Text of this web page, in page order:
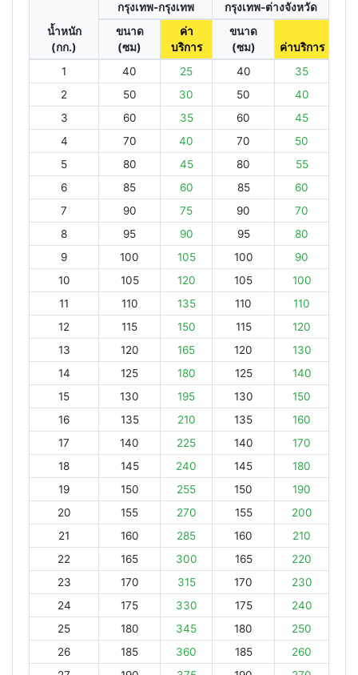
น้ำหนัก
(กก.)
กรุงเทพ-กรุงเทพ
กรุงเทพ-ต่างจังหวัด
ขนาด
(ซม)
ค่า
บริการ
ขนาด
(ซม)
ค่าบริการ
1
40 25 40
35
2
50 30 50
40
3
60 35 60
45
4
70 40 70
50
5
80 45 80
55
6
85 60 85
60
7
90 75 90
70
8
95 90 95
80
9
100 105 100
90
10
105 120 105
100
11
110 135 110
110
12
115 150 115
120
13
120 165 120
130
14
125 180 125
140
15
130 195 130
150
16
135 210 135
160
17
140 225 140
170
18
145 240 145
180
19
150 255 150
190
20
155 270 155
200
21
160 285 160
210
22
165 300 165
220
23
170 315 170
230
24
175 330 175
240
25
180 345 180
250
26
185 360 185
260